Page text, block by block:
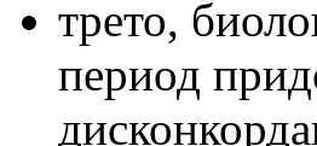
трето,
период